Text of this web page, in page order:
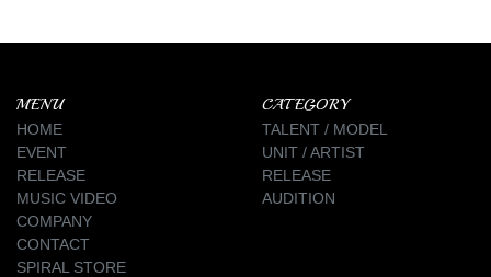
MENU
HOME
EVENT
RELEASE
MUSIC VIDEO
COMPANY
CONTACT
SPIRAL STORE
CATEGORY
TALENT / MODEL
UNIT / ARTIST
RELEASE
AUDITION